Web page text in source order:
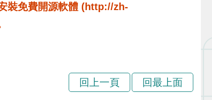
裝免費開源軟體 (http://zh-
回上一頁 回最上面